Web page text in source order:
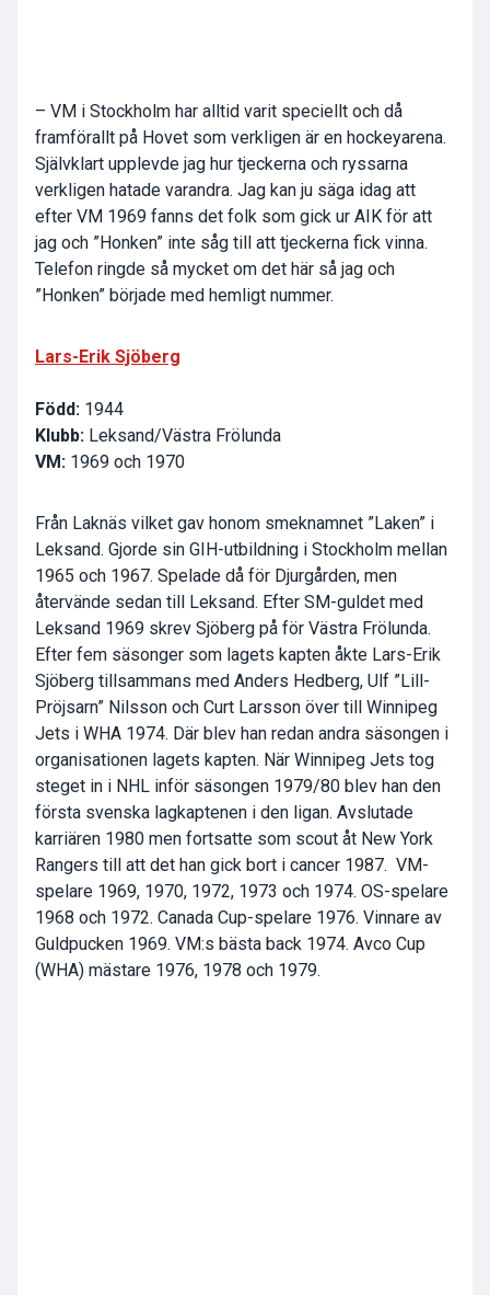
– VM i Stockholm har alltid varit speciellt och då
framförallt på Hovet som verkligen är en hockeyarena.
Självklart upplevde jag hur tjeckerna och ryssarna
verkligen hatade varandra. Jag kan ju säga idag att
efter VM 1969 fanns det folk som gick ur AIK för att
jag och ”Honken” inte såg till att tjeckerna fick vinna.
Telefon ringde så mycket om det här så jag och
”Honken” började med hemligt nummer.
Lars-Erik Sjöberg
Född: 1944
Klubb: Leksand/Västra Frölunda
VM: 1969 och 1970
Från Laknäs vilket gav honom smeknamnet ”Laken” i
Leksand. Gjorde sin GIH-utbildning i Stockholm mellan
1965 och 1967. Spelade då för Djurgården, men
återvände sedan till Leksand. Efter SM-guldet med
Leksand 1969 skrev Sjöberg på för Västra Frölunda.
Efter fem säsonger som lagets kapten åkte Lars-Erik
Sjöberg tillsammans med Anders Hedberg, Ulf ”Lill-
Pröjsarn” Nilsson och Curt Larsson över till Winnipeg
Jets i WHA 1974. Där blev han redan andra säsongen i
organisationen lagets kapten. När Winnipeg Jets tog
steget in i NHL inför säsongen 1979/80 blev han den
första svenska lagkaptenen i den ligan. Avslutade
karriären 1980 men fortsatte som scout åt New York
Rangers till att det han gick bort i cancer 1987. VM-
spelare 1969, 1970, 1972, 1973 och 1974. OS-spelare
1968 och 1972. Canada Cup-spelare 1976. Vinnare av
Guldpucken 1969. VM:s bästa back 1974. Avco Cup
(WHA) mästare 1976, 1978 och 1979.